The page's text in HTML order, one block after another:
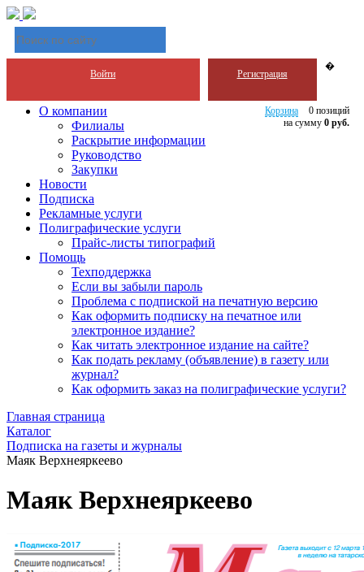
Войти
�
Регистрация
Корзина
0 позиций
на сумму 0 руб.
О компании
Филиалы
Раскрытие информации
Руководство
Закупки
Новости
Подписка
Рекламные услуги
Полиграфические услуги
Прайс-листы типографий
Помощь
Техподдержка
Если вы забыли пароль
Проблема с подпиской на печатную версию
Как оформить подписку на печатное или
электронное издание?
Как читать электронное издание на сайте?
Как подать рекламу (объявление) в газету или
журнал?
Как оформить заказ на полиграфические уcлуги?
Главная страница
Каталог
Подписка на газеты и журналы
Маяк Верхнеяркеево
Маяк Верхнеяркеево